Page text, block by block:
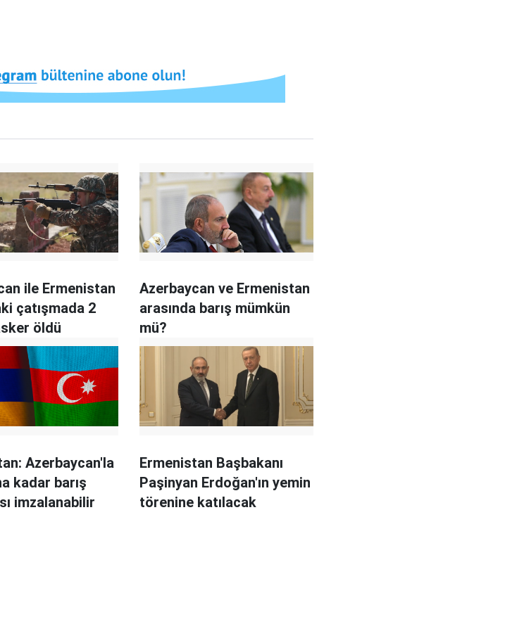
ile Ermenistan
çatışmada 2
öldü
Azerbaycan ve Ermenistan
arasında barış mümkün
mü?
Azerbaycan'la
kadar barış
imzalanabilir
Ermenistan Başbakanı
Paşinyan Erdoğan'ın yemin
törenine katılacak